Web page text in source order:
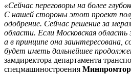
«Сейчас переговоры на более
С нашей стороны этот проект
одобрение. Сейчас решение за
области. Если Московская
а в принципе она заинтересована,
будет иметь дальнейшее
замдиректора департамента
спецмашиностроения